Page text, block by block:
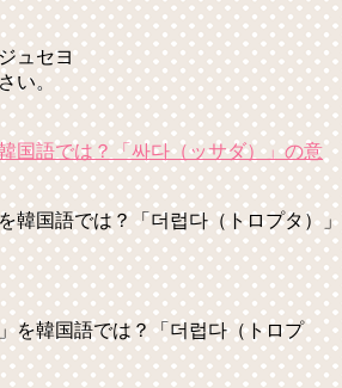
ュセヨ
い。
国語では？「싸다（ッサダ）」の意
韓国語では？「더럽다（トロプタ）」